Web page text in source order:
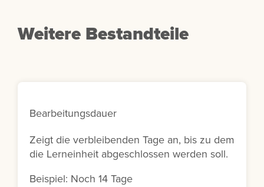
Weitere Bestandteile
Bearbeitungsdauer
Zeigt die verbleibenden Tage an, bis zu dem
die Lerneinheit abgeschlossen werden soll.
Beispiel: Noch 14 Tage